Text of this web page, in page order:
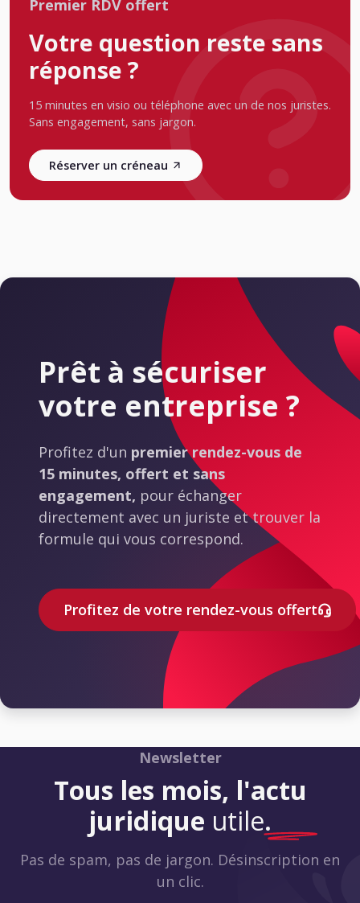
Premier RDV offert
Votre question reste sans
réponse ?
15 minutes en visio ou téléphone avec un de nos juristes.
Sans engagement, sans jargon.
Réserver un créneau
Prêt à sécuriser
votre entreprise ?
Profitez d'un premier rendez-vous de
15 minutes, offert et sans
engagement, pour échanger
directement avec un juriste et trouver la
formule qui vous correspond.
Profitez de votre rendez-vous offert
Newsletter
Tous les mois, l'actu
juridique utile.
Pas de spam, pas de jargon. Désinscription en
un clic.